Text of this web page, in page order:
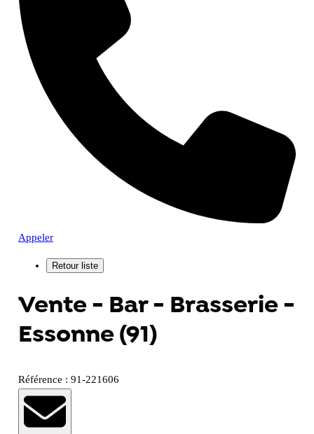
Appeler
Vente - Bar - Brasserie -
Essonne (91)
Référence : 91-221606